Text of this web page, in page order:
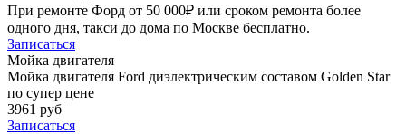
При ремонте Форд от 50 000₽ или сроком ремонта более
одного дня, такси до дома по Москве бесплатно.
Записаться
Мойка двигателя
Мойка двигателя Ford диэлектрическим составом Golden Star
по супер цене
3961 руб
Записаться